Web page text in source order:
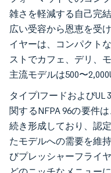
雑さを軽減する自己完
広い受容から恩恵を受
イヤーは、コンパクト
ストでカフェ、デリ、
主流モデルは500〜
タイプIフードおよびUL
関するNFPA 96の要件
続き形成しており、認
たモデルへの需要を維
びプレッシャーフライ